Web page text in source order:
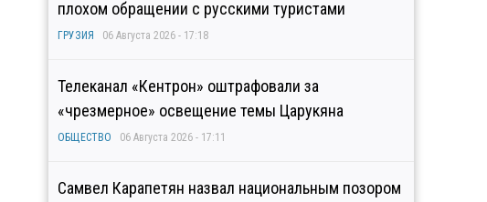
плохом обращении с русскими туристами
ГРУЗИЯ 06 Августа 2026 - 17:18
Телеканал «Кентрон» оштрафовали за
«чрезмерное» освещение темы Царукяна
ОБЩЕСТВО 06 Августа 2026 - 17:11
Самвел Карапетян назвал национальным позором